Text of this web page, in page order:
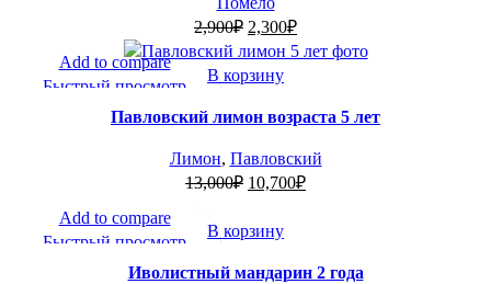
2,900₽ Первоначальная
цена
составляла
2,300₽Текущая
цена:
Add to compare
Быстрый просмотр
Добавить в список желаний
В корзину
Павловский лимон возраста 5 лет
Лимон, Павловский
13,000₽ Первоначальная
составляла
10,700₽Текущая
Add to compare
Быстрый просмотр
Добавить в список желаний
В корзину
Иволистный мандарин 2 года